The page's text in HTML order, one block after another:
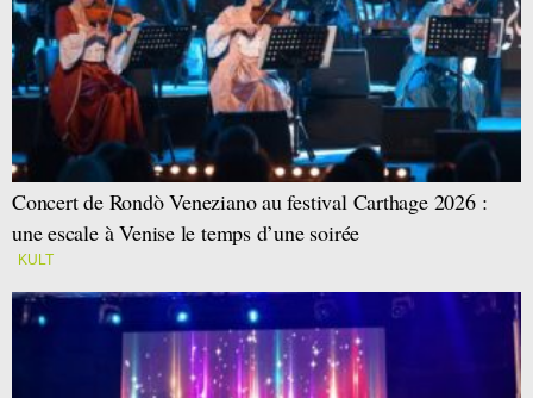
Concert de Rondò Veneziano au festival Carthage 2026 :
une escale à Venise le temps d’une soirée
KULT